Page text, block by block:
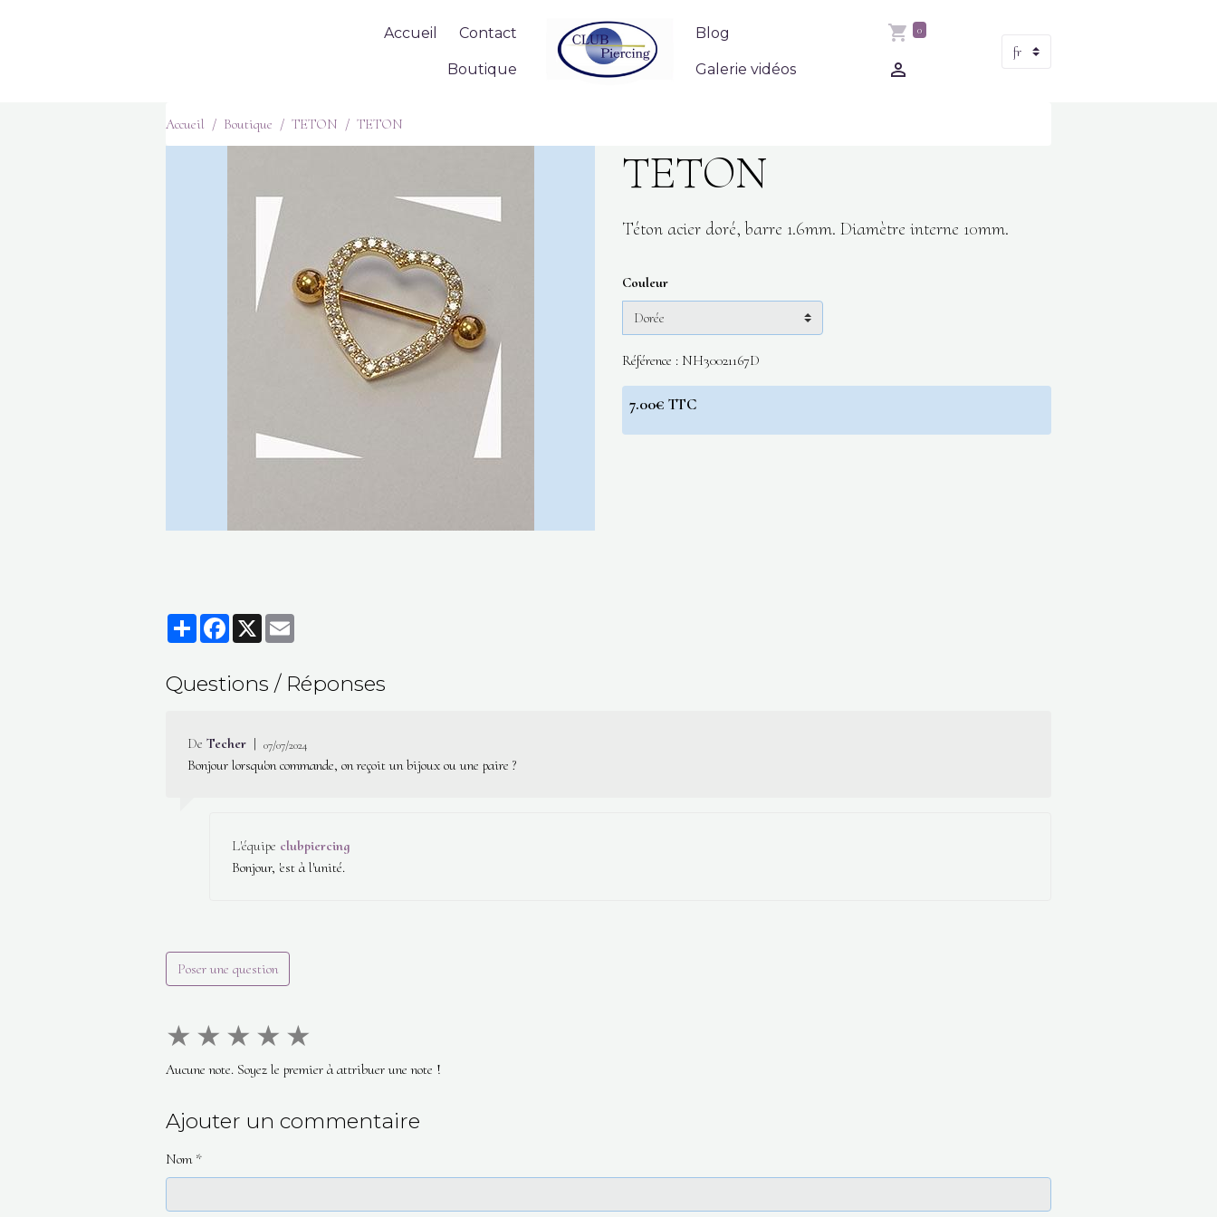
Accueil Contact
Boutique
Blog
Galerie vidéos
0
Accueil Boutique TETON TETON
TETON
Téton acier doré, barre 1.6mm. Diamètre interne 10mm.
Couleur
Référence : NH30021167D
7.00€ TTC
PartagerFacebook
X
Questions / Réponses
De Techer | 07/07/2024
Bonjour lorsqu'on commande, on reçoit un bijoux ou une paire ?
L'équipe clubpiercing
Bonjour, 'est à l'unité.
Poser une question
★ ★ ★ ★ ★
Aucune note. Soyez le premier à attribuer une note !
Ajouter un commentaire
Nom